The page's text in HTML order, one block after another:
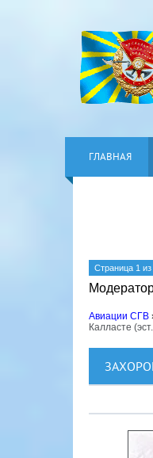
ГЛАВНАЯ
Страница 1 из
Авиации СГВ
Калласте